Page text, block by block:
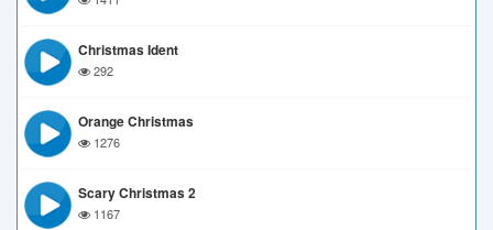
Christmas Ident
292
Orange Christmas
1276
Scary Christmas 2
1167